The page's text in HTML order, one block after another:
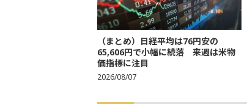
（まとめ）日経平均は76円安の
65,606円で小幅に続落 来週は米物
価指標に注目
2026/08/07